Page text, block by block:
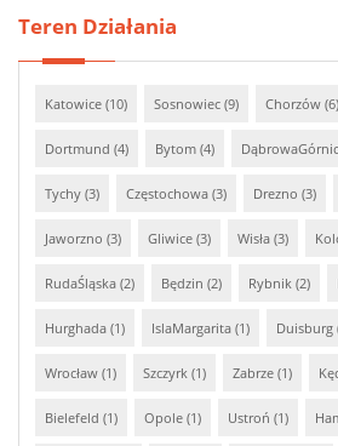
Teren Działania
Katowice (10) Sosnowiec (9) Chorzów (6)
Dortmund (4) Bytom (4)
Tychy (3) Częstochowa (3) Drezno (3)
Jaworzno (3) Gliwice (3) Wisła (3)
RudaŚląska (2) Będzin (2) Rybnik (2)
Hurghada (1) IslaMargarita (1) Duisburg
Wrocław (1) Szczyrk (1) Zabrze (1)
Bielefeld (1) Opole (1) Ustroń (1)